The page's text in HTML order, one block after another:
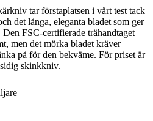
tar förstaplatsen i vårt test tack
det långa, eleganta bladet som ger
FSC-certifierade trähandtaget
men det mörka bladet kräver
på för den bekväme. För priset är
skinkkniv.